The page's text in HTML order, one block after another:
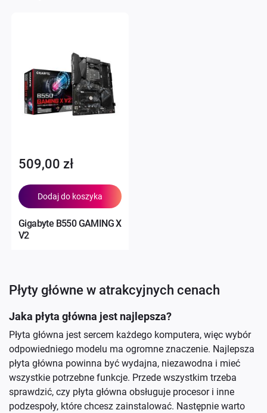
Gigabyte B550 GAMING X
V2
509,00 zł
Dodaj do koszyka
Płyty główne w atrakcyjnych cenach
Jaka płyta główna jest najlepsza?
Płyta główna jest sercem każdego komputera, więc wybór
odpowiedniego modelu ma ogromne znaczenie. Najlepsza
płyta główna powinna być wydajna, niezawodna i mieć
wszystkie potrzebne funkcje. Przede wszystkim trzeba
sprawdzić, czy płyta główna obsługuje procesor i inne
podzespoły, które chcesz zainstalować. Następnie warto